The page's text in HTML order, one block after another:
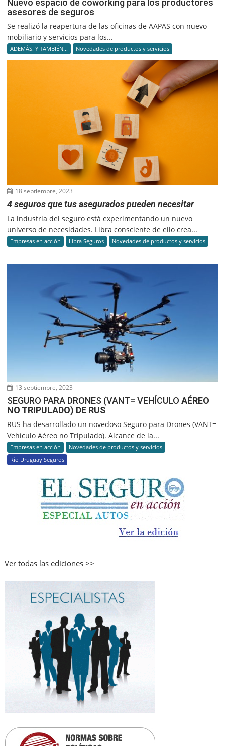
Nuevo espacio de coworking para los productores
asesores de seguros
Se realizó la reapertura de las oficinas de AAPAS con nuevo
mobiliario y servicios para los...
ADEMÁS. Y TAMBIÉN... Novedades de productos y servicios
18 septiembre, 2023
4 seguros que tus asegurados pueden necesitar
La industria del seguro está experimentando un nuevo
universo de necesidades. Libra consciente de ello crea...
Empresas en acción Libra Seguros Novedades de productos y servicios
13 septiembre, 2023
SEGURO PARA DRONES (VANT= VEHÍCULOAÉREO
NO TRIPULADO) DE RUS
RUS ha desarrollado un novedoso Seguro para Drones (VANT=
Vehículo Aéreo no Tripulado). Alcance de la...
Empresas en acción
Novedades de productos y servicios
Río Uruguay Seguros
Ver todas las ediciones >>